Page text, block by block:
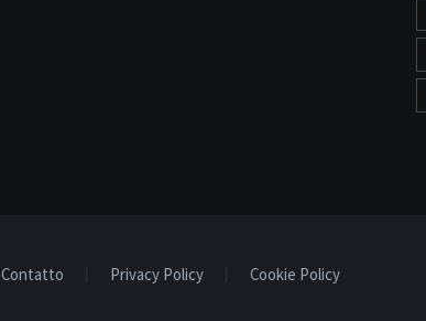
Contatto Privacy Policy Cookie Policy